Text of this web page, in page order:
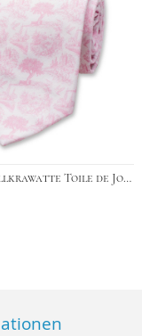
Baumwollkrawatte Toile de Jouy - Hellrosa